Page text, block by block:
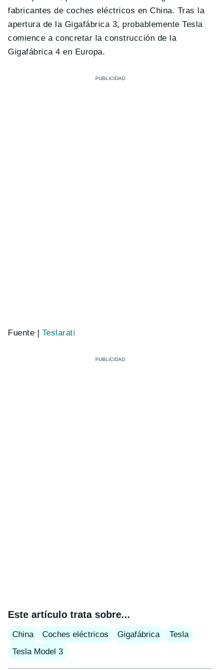
fabricantes de coches eléctricos en China. Tras la
apertura de la Gigafábrica 3, probablemente Tesla
comience a concretar la construcción de la
Gigafábrica 4 en Europa.
Fuente | Teslarati
Este artículo trata sobre...
China Coches eléctricos Gigafábrica
Tesla
Tesla Model 3